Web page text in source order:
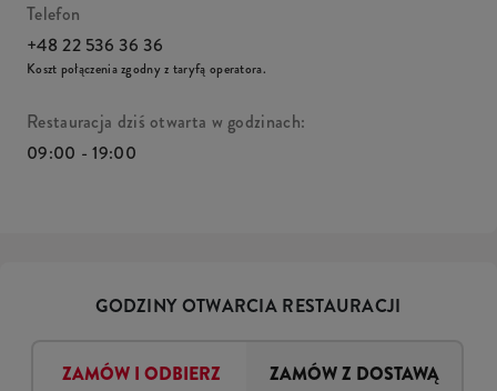
Telefon
+48 22 536 36 36
Koszt połączenia zgodny z taryfą operatora.
Restauracja dziś otwarta w godzinach:
09:00 - 19:00
GODZINY OTWARCIA RESTAURACJI
ZAMÓW I ODBIERZ ZAMÓW Z DOSTAWĄ